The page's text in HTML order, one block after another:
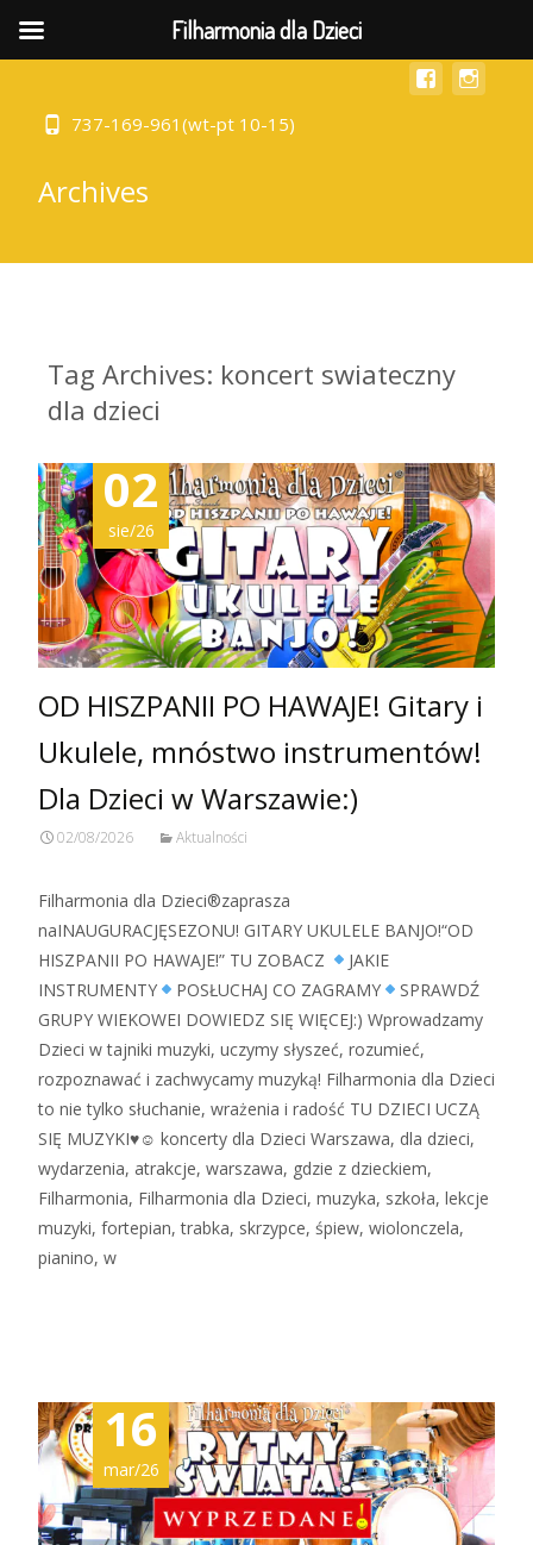
737-169-961(wt-pt 10-15)
Archives
Tag Archives: koncert swiateczny
dla dzieci
02
sie/26
OD HISZPANII PO HAWAJE! Gitary i
Ukulele, mnóstwo instrumentów!
Dla Dzieci w Warszawie:)
02/08/2026 Aktualności
Filharmonia dla Dzieci®zaprasza
naINAUGURACJĘSEZONU! GITARY UKULELE BANJO!“OD
HISZPANII PO HAWAJE!” TU ZOBACZ
JAKIE
INSTRUMENTY
POSŁUCHAJ CO ZAGRAMY
SPRAWDŹ
GRUPY WIEKOWEI DOWIEDZ SIĘ WIĘCEJ:) Wprowadzamy
Dzieci w tajniki muzyki, uczymy słyszeć, rozumieć,
rozpoznawać i zachwycamy muzyką! Filharmonia dla Dzieci
to nie tylko słuchanie, wrażenia i radość TU DZIECI UCZĄ
SIĘ MUZYKI♥☺ koncerty dla Dzieci Warszawa, dla dzieci,
wydarzenia, atrakcje, warszawa, gdzie z dzieckiem,
Filharmonia, Filharmonia dla Dzieci, muzyka, szkoła, lekcje
muzyki, fortepian, trabka, skrzypce, śpiew, wiolonczela,
pianino, w
16
mar/26
Filharmonia dla Dzieci